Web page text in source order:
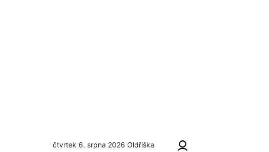
čtvrtek 6. srpna 2026 Oldřiška